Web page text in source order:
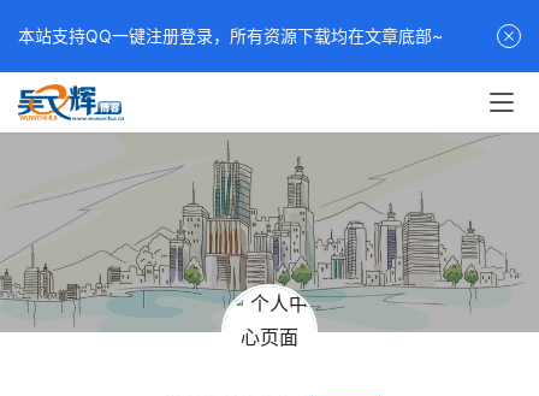
本站支持QQ一键注册登录，所有资源下载均在文章底部~